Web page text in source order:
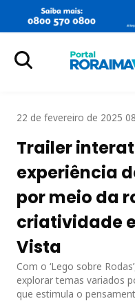
22 de fevereiro de 2025
Trailer
experiência
por meio da
criatividade
Vista
Com o ‘Lego sobre
explorar temas variados
que estimula o